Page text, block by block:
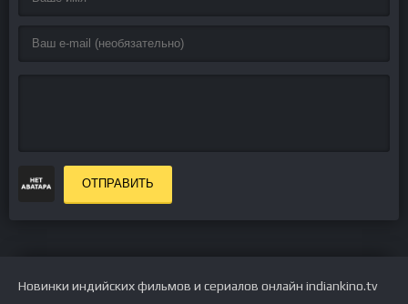
ОТПРАВИТЬ
Новинки индийских фильмов и сериалов онлайн indiankino.tv